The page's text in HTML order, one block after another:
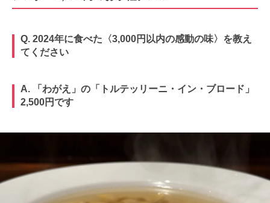
Q. 2024年に食べた〈3,000円以内の感動の味〉を教え
てください
A. 「わがえ」の「トルテッリーニ・イン・ブロード」
2,500円です